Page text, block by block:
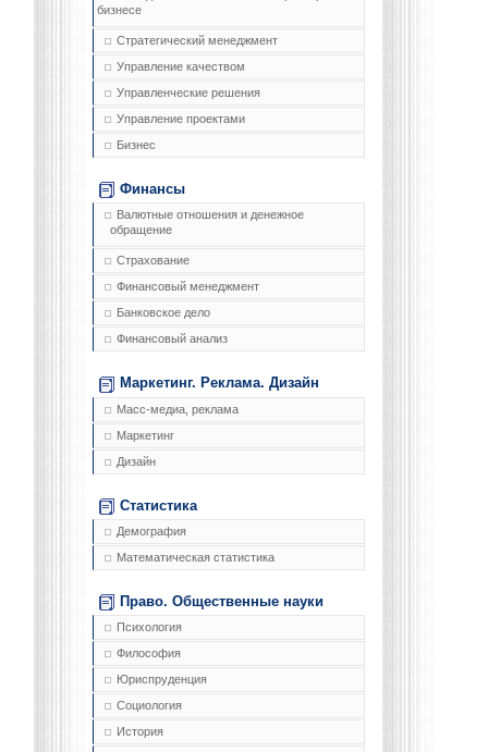
бизнесе
Стратегический менеджмент
Управление качеством
Управленческие решения
Управление проектами
Бизнес
Финансы
Валютные отношения и денежное
обращение
Страхование
Финансовый менеджмент
Банковское дело
Финансовый анализ
Маркетинг. Реклама. Дизайн
Масс-медиа, реклама
Маркетинг
Дизайн
Статистика
Демография
Математическая статистика
Право. Общественные науки
Психология
Философия
Юриспруденция
Социология
История